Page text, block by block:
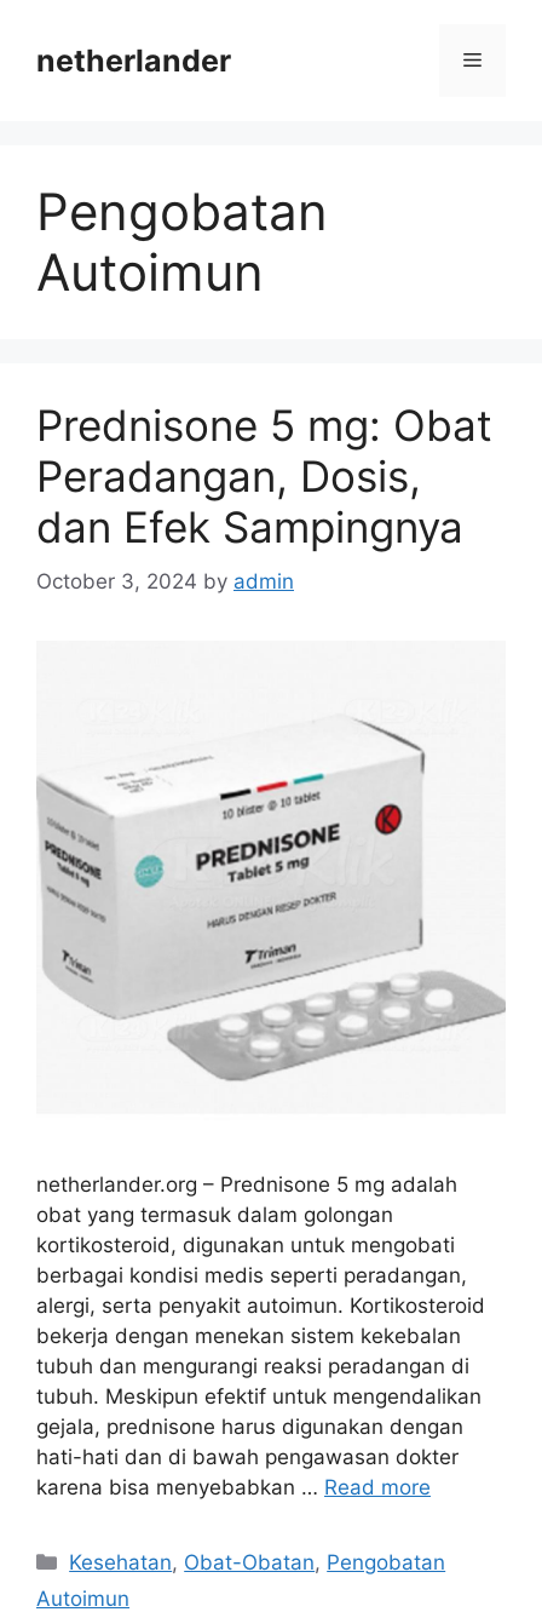
contentnetherlander Menu
Pengobatan
Autoimun
Prednisone 5 mg: Obat
Peradangan, Dosis,
dan Efek Sampingnya
October 3, 2024 by admin
netherlander.org – Prednisone 5 mg adalah
obat yang termasuk dalam golongan
kortikosteroid, digunakan untuk mengobati
berbagai kondisi medis seperti peradangan,
alergi, serta penyakit autoimun. Kortikosteroid
bekerja dengan menekan sistem kekebalan
tubuh dan mengurangi reaksi peradangan di
tubuh. Meskipun efektif untuk mengendalikan
gejala, prednisone harus digunakan dengan
hati-hati dan di bawah pengawasan dokter
karena bisa menyebabkan … Read more
Categories
Kesehatan, Obat-Obatan, Pengobatan
Autoimun